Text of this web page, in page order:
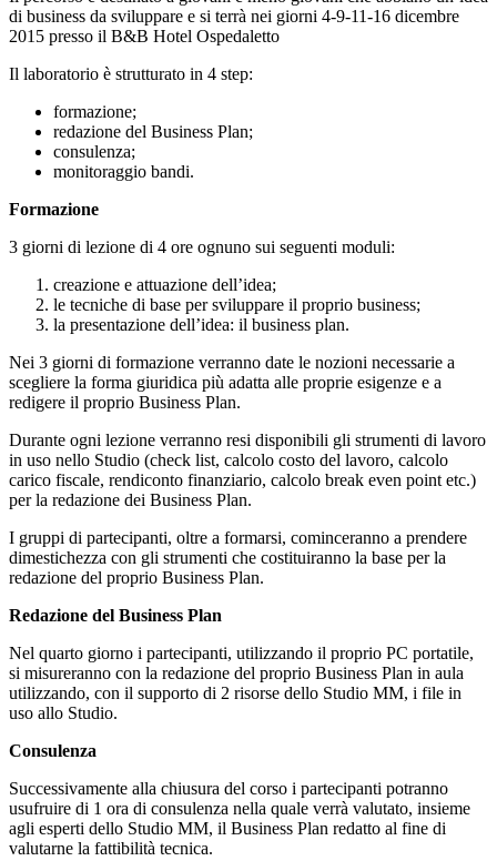
di business da sviluppare e si terrà nei giorni 4-9-11-16 dicembre
2015 presso il B&B Hotel Ospedaletto
Il laboratorio è strutturato in 4 step:
formazione;
redazione del Business Plan;
consulenza;
monitoraggio bandi.
Formazione
3 giorni di lezione di 4 ore ognuno sui seguenti moduli:
creazione e attuazione dell’idea;
le tecniche di base per sviluppare il proprio business;
la presentazione dell’idea: il business plan.
Nei 3 giorni di formazione verranno date le nozioni necessarie a
scegliere la forma giuridica più adatta alle proprie esigenze e a
redigere il proprio Business Plan.
Durante ogni lezione verranno resi disponibili gli strumenti di lavoro
in uso nello Studio (check list, calcolo costo del lavoro, calcolo
carico fiscale, rendiconto finanziario, calcolo break even point etc.)
per la redazione dei Business Plan.
I gruppi di partecipanti, oltre a formarsi, cominceranno a prendere
dimestichezza con gli strumenti che costituiranno la base per la
redazione del proprio Business Plan.
Redazione del Business Plan
Nel quarto giorno i partecipanti, utilizzando il proprio PC portatile,
si misureranno con la redazione del proprio Business Plan in aula
utilizzando, con il supporto di 2 risorse dello Studio MM, i file in
uso allo Studio.
Consulenza
Successivamente alla chiusura del corso i partecipanti potranno
usufruire di 1 ora di consulenza nella quale verrà valutato, insieme
agli esperti dello Studio MM, il Business Plan redatto al fine di
valutarne la fattibilità tecnica.